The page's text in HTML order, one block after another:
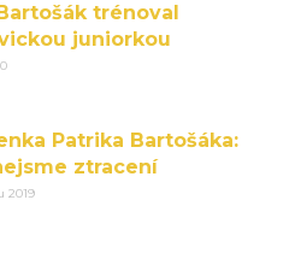
trénoval
juniorkou
Patrika Bartošáka:
ztracení
2019